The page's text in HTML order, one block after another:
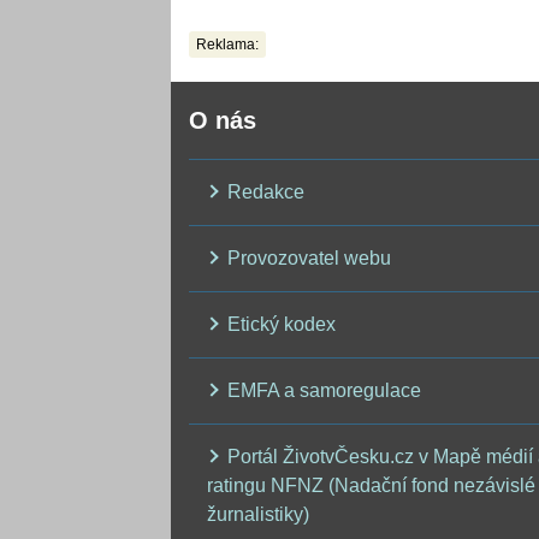
Reklama:
O nás
Redakce
Provozovatel webu
Etický kodex
EMFA a samoregulace
Portál ŽivotvČesku.cz v Mapě médií
ratingu NFNZ (Nadační fond nezávislé
žurnalistiky)